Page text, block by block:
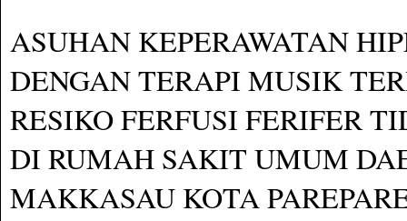
ASUHAN KEPERAWATAN
DENGAN TERAPI MUSIK
RESIKO FERFUSI FERIFER
DI RUMAH SAKIT UMUM
MAKKASAU KOTA